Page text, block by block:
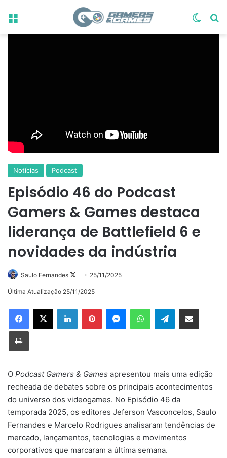
Menu
Notícias Podcast
Episódio 46 do Podcast
Gamers & Games destaca
liderança de Battlefield 6 e
novidades da indústria
Saulo Fernandes
Follow25/11/2025
Última Atualização 25/11/2025
LinkedinPinterestMessengerWhatsAppTelegramCompartilhar via e-mail
Imprimir
O Podcast Gamers & Games apresentou mais uma edição
recheada de debates sobre os principais acontecimentos
do universo dos videogames. No Episódio 46 da
temporada 2025, os editores Jeferson Vasconcelos, Saulo
Fernandes e Marcelo Rodrigues analisaram tendências de
mercado, lançamentos, tecnologias e movimentos
corporativos que marcaram a última semana.